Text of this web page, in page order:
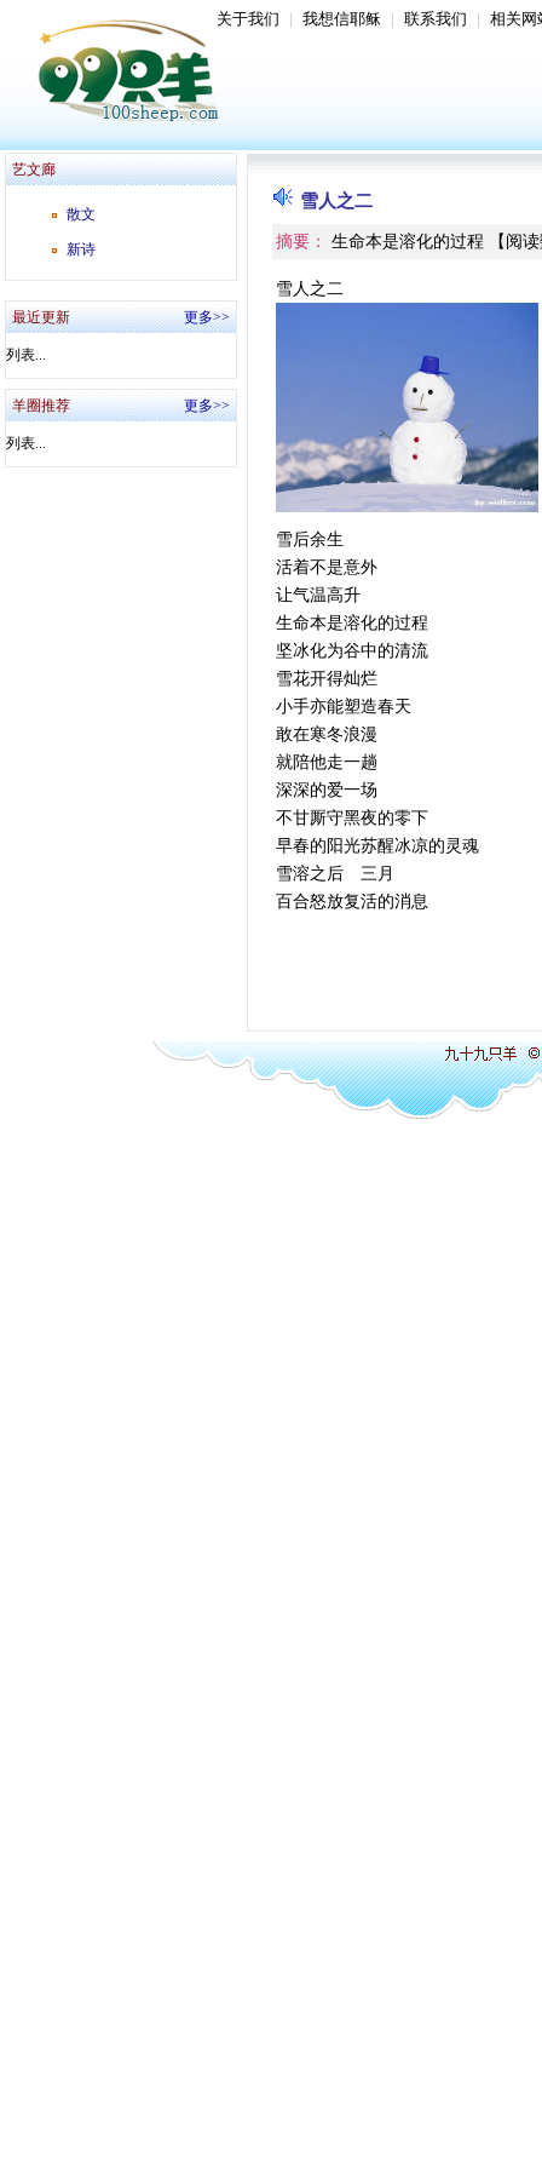
关于我们 | 我想信耶稣 | 联系我们 | 相关网
艺文廊
散文
新诗
最近更新 更多>>
列表...
羊圈推荐 更多>>
列表...
雪人之二
摘要： 生命本是溶化的过程 【 阅
雪人之二
雪后余生
活着不是意外
让气温高升
生命本是溶化的过程
坚冰化为谷中的清流
雪花开得灿烂
小手亦能塑造春天
敢在寒冬浪漫
就陪他走一趟
深深的爱一场
不甘厮守黑夜的零下
早春的阳光苏醒冰凉的灵魂
雪溶之后 三月
百合怒放复活的消息